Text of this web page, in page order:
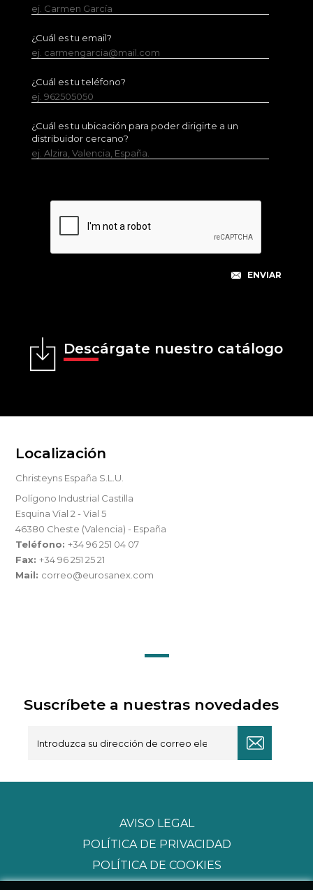
ej. Carmen García
¿Cuál es tu email?
ej. carmengarcia@mail.com
¿Cuál es tu teléfono?
ej. 962505050
¿Cuál es tu ubicación para poder dirigirte a un
distribuidor cercano?
ej. Alzira, Valencia, España.
Descárgate nuestro catálogo
Localización
Christeyns España S.L.U.
Polígono Industrial Castilla
Esquina Vial 2 - Vial 5
46380 Cheste (Valencia) - España
Teléfono:+34 96 251 04 07
Fax:+34 96 251 25 21
Mail: correo@eurosanex.com
Suscríbete a nuestras novedades
AVISO LEGAL
POLÍTICA DE PRIVACIDAD
POLÍTICA DE COOKIES